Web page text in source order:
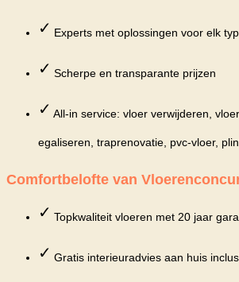
✓ Experts met oplossingen voor elk
✓ Scherpe en transparante prijzen
✓ All-in service: vloer verwijderen,
egaliseren, traprenovatie, pvc-vloer,
Comfortbelofte van
✓ Topkwaliteit vloeren met 20 jaar
✓ Gratis interieuradvies aan huis